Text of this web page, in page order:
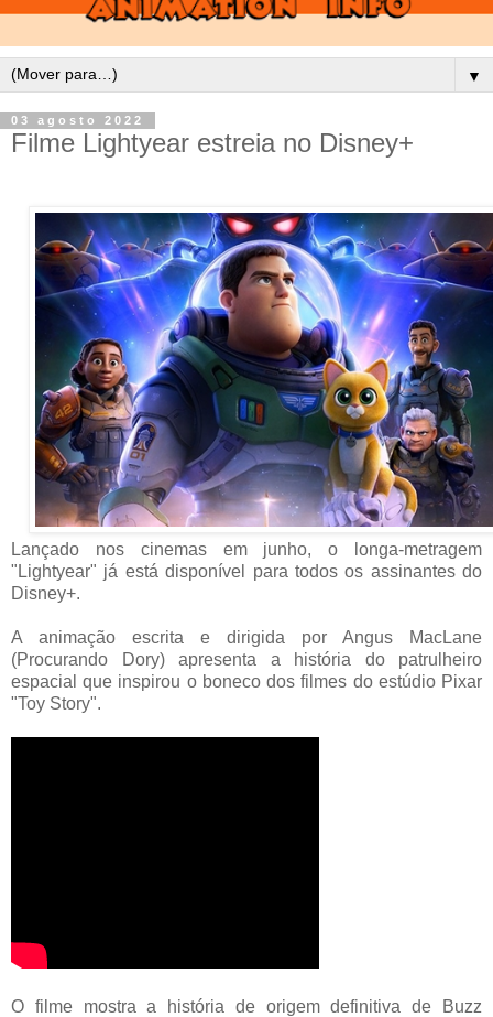
▼
03 agosto 2022
Filme Lightyear estreia no Disney+
Lançado nos cinemas em junho, o longa-metragem
"Lightyear" já está disponível para todos os assinantes do
Disney+.
A animação escrita e dirigida por Angus MacLane
(Procurando Dory) apresenta a história do patrulheiro
espacial que inspirou o boneco dos filmes do estúdio Pixar
"Toy Story".
O filme mostra a história de origem definitiva de Buzz